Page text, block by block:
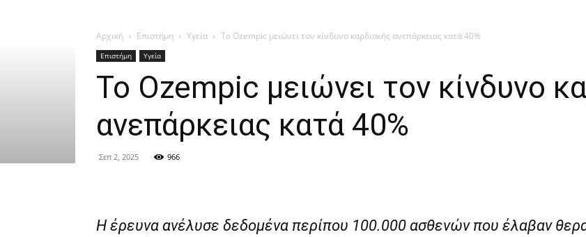
Αρχική Επιστήμη Υγεία Το Ozempic μειώνει τον κίνδυνο καρδιακής ανεπάρκειας κατά 40%
Επιστήμη Υγεία
Το Ozempic μειώνει τον κίνδυνο
ανεπάρκειας κατά 40%
Σεπ 2, 2025 966
Η έρευνα ανέλυσε δεδομένα περίπου 100.000 ασθενών που έλαβαν